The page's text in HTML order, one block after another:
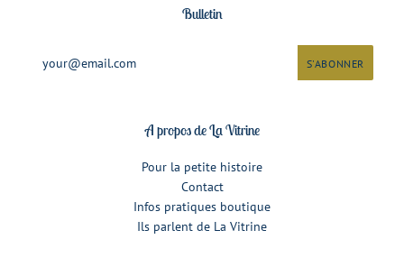
Bulletin
A propos de La Vitrine
Pour la petite histoire
Contact
Infos pratiques boutique
Ils parlent de La Vitrine